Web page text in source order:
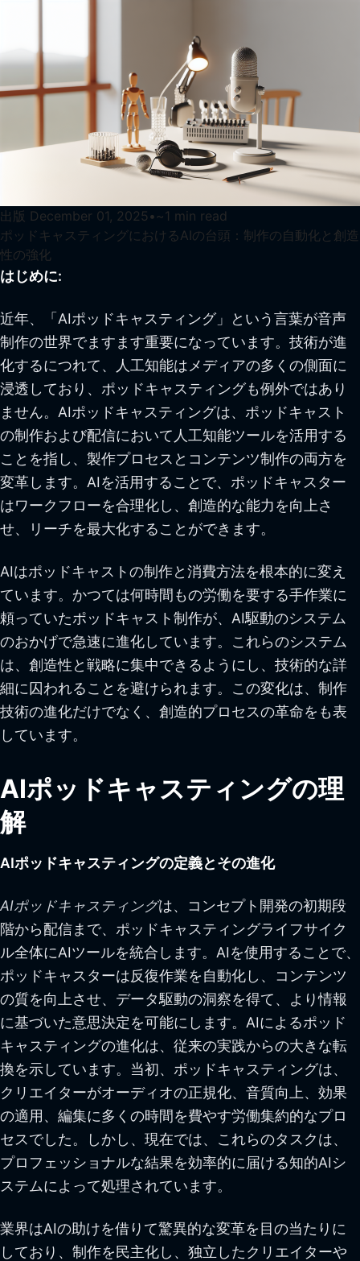
出版 December 01, 2025 • ~1 min read
ポッドキャスティングにおけるAIの台頭：制作の自動化と創造
性の強化
はじめに:
近年、「AIポッドキャスティング」という言葉が音声
制作の世界でますます重要になっています。技術が進
化するにつれて、人工知能はメディアの多くの側面に
浸透しており、ポッドキャスティングも例外ではあり
ません。AIポッドキャスティングは、ポッドキャスト
の制作および配信において人工知能ツールを活用する
ことを指し、製作プロセスとコンテンツ制作の両方を
変革します。AIを活用することで、ポッドキャスター
はワークフローを合理化し、創造的な能力を向上さ
せ、リーチを最大化することができます。
AIはポッドキャストの制作と消費方法を根本的に変え
ています。かつては何時間もの労働を要する手作業に
頼っていたポッドキャスト制作が、AI駆動のシステム
のおかげで急速に進化しています。これらのシステム
は、創造性と戦略に集中できるようにし、技術的な詳
細に囚われることを避けられます。この変化は、制作
技術の進化だけでなく、創造的プロセスの革命をも表
しています。
AIポッドキャスティングの理
解
AIポッドキャスティングの定義とその進化
AIポッドキャスティングは、コンセプト開発の初期段
階から配信まで、ポッドキャスティングライフサイク
ル全体にAIツールを統合します。AIを使用することで、
ポッドキャスターは反復作業を自動化し、コンテンツ
の質を向上させ、データ駆動の洞察を得て、より情報
に基づいた意思決定を可能にします。AIによるポッド
キャスティングの進化は、従来の実践からの大きな転
換を示しています。当初、ポッドキャスティングは、
クリエイターがオーディオの正規化、音質向上、効果
の適用、編集に多くの時間を費やす労働集約的なプロ
セスでした。しかし、現在では、これらのタスクは、
プロフェッショナルな結果を効率的に届ける知的AIシ
ステムによって処理されています。
業界はAIの助けを借りて驚異的な変革を目の当たりに
しており、制作を民主化し、独立したクリエイターや